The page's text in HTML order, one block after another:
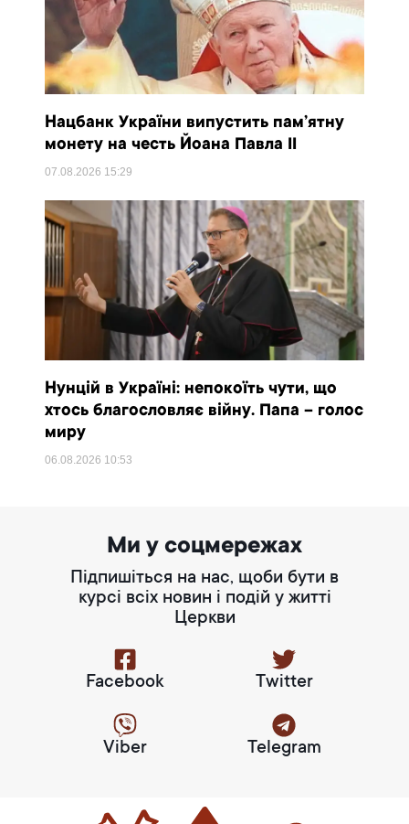
Нацбанк України випустить пам’ятну
монету на честь Йоана Павла II
07.08.2026 15:29
Нунцій в Україні: непокоїть чути, що
хтось благословляє війну. Папа – голос
миру
06.08.2026 10:53
Ми у соцмережах
Підпишіться на нас, щоби бути в
курсі всіх новин і подій у житті
Церкви
Facebook Twitter
Viber Telegram